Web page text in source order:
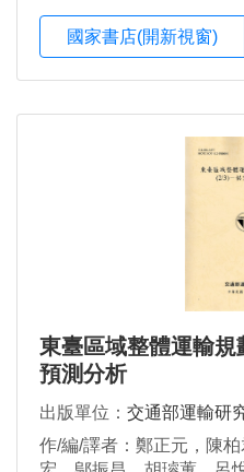
國家書店(開新視窗)
東臺區域整體運輸
預測分析
出版單位： 交通部運輸研
作/編/譯者：鄭正元，陳